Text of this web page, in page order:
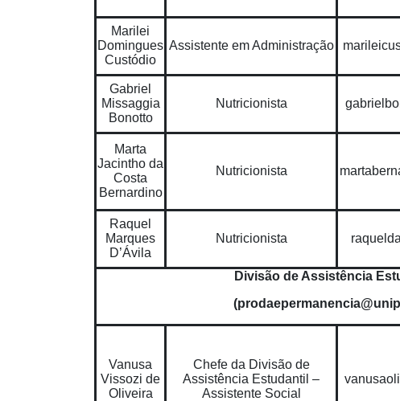
Marilei
Domingues
Custódio
Assistente em Administração
Gabriel
Missaggia
Bonotto
Nutricionista
Marta
Jacintho da
Costa
Bernardino
Nutricionista
Raquel
Marques
D’Ávila
Nutricionista
Divisão de Assistência
Vanusa
Vissozi de
Oliveira
Chefe da Divisão de
Assistência Estudantil –
Assistente Social